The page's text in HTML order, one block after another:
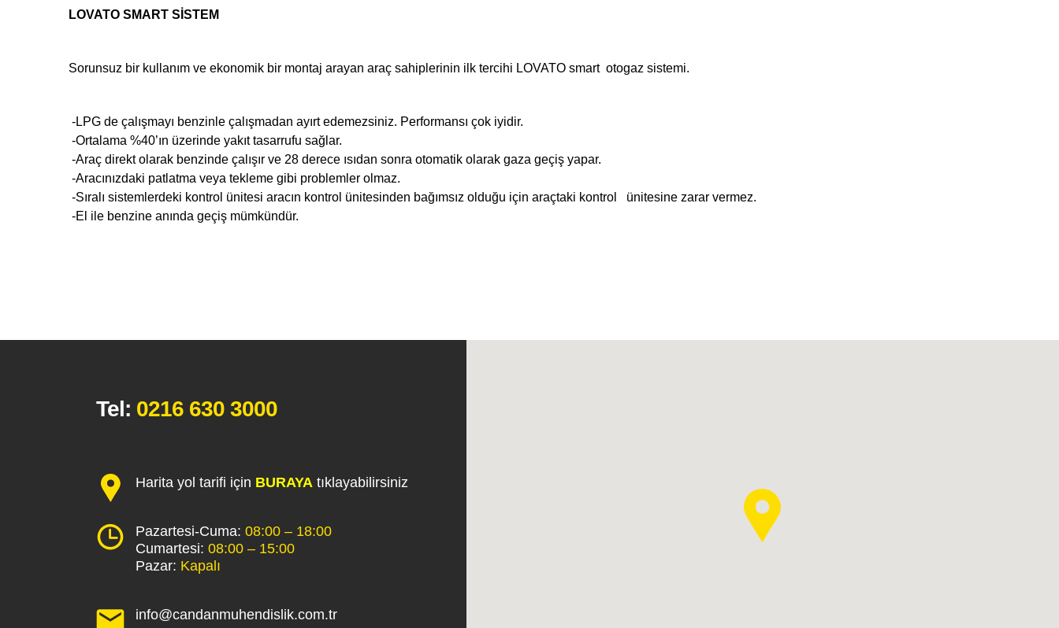
LOVATO SMART SİSTEM
Sorunsuz bir kullanım ve ekonomik bir montaj arayan araç sahiplerinin ilk tercihi LOVATO smart otogaz sistemi.
-LPG de çalışmayı benzinle çalışmadan ayırt edemezsiniz. Performansı çok iyidir.
-Ortalama %40’ın üzerinde yakıt tasarrufu sağlar.
-Araç direkt olarak benzinde çalışır ve 28 derece ısıdan sonra otomatik olarak gaza geçiş yapar.
-Aracınızdaki patlatma veya tekleme gibi problemler olmaz.
-Sıralı sistemlerdeki kontrol ünitesi aracın kontrol ünitesinden bağımsız olduğu için araçtaki kontrol ünitesine zarar vermez.
-El ile benzine anında geçiş mümkündür.
Tel: 0216 630 3000
Harita yol tarifi için BURAYA tıklayabilirsiniz
Pazartesi-Cuma: 08:00 – 18:00
Cumartesi: 08:00 – 15:00
Pazar: Kapalı
info@candanmuhendislik.com.tr